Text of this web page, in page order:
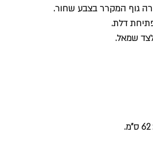
גוף המקרר בצבע שחור.
פתיחת דלת.
שמאל.